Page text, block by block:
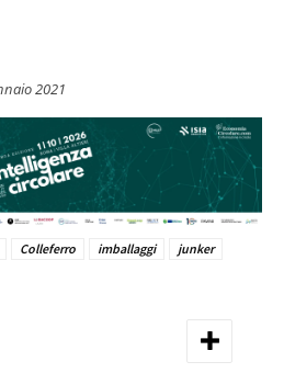
2021
Colleferro imballaggi
junker